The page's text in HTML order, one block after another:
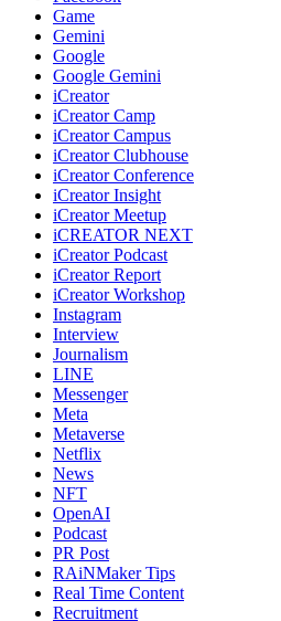
Game
Gemini
Google
Google Gemini
iCreator
iCreator Camp
iCreator Campus
iCreator Clubhouse
iCreator Conference
iCreator Insight
iCreator Meetup
iCREATOR NEXT
iCreator Podcast
iCreator Report
iCreator Workshop
Instagram
Interview
Journalism
LINE
Messenger
Meta
Metaverse
Netflix
News
NFT
OpenAI
Podcast
PR Post
RAiNMaker Tips
Real Time Content
Recruitment